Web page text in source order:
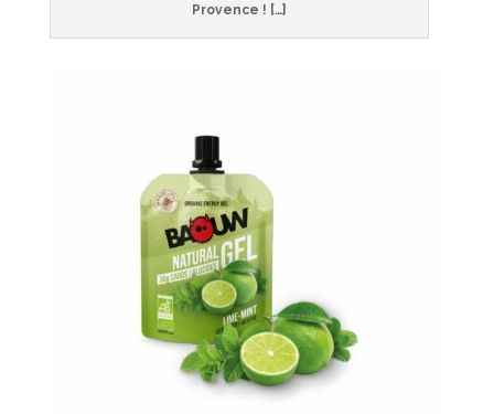
Provence ! […]